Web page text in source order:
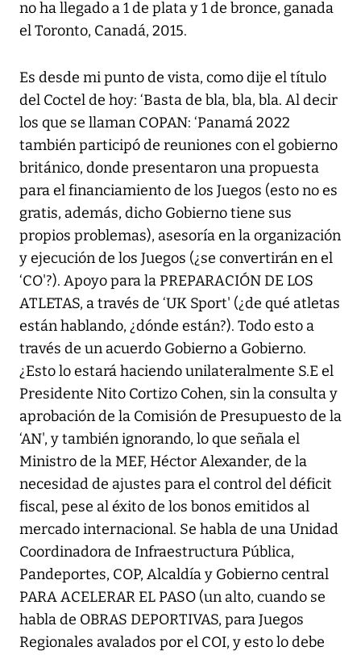
no ha llegado a 1 de plata y 1 de bronce, ganada
el Toronto, Canadá, 2015.
Es desde mi punto de vista, como dije el título
del Coctel de hoy: ‘Basta de bla, bla, bla. Al decir
los que se llaman COPAN: ‘Panamá 2022
también participó de reuniones con el gobierno
británico, donde presentaron una propuesta
para el financiamiento de los Juegos (esto no es
gratis, además, dicho Gobierno tiene sus
propios problemas), asesoría en la organización
y ejecución de los Juegos (¿se convertirán en el
‘CO'?). Apoyo para la PREPARACIÓN DE LOS
ATLETAS, a través de ‘UK Sport' (¿de qué atletas
están hablando, ¿dónde están?). Todo esto a
través de un acuerdo Gobierno a Gobierno.
¿Esto lo estará haciendo unilateralmente S.E el
Presidente Nito Cortizo Cohen, sin la consulta y
aprobación de la Comisión de Presupuesto de la
‘AN', y también ignorando, lo que señala el
Ministro de la MEF, Héctor Alexander, de la
necesidad de ajustes para el control del déficit
fiscal, pese al éxito de los bonos emitidos al
mercado internacional. Se habla de una Unidad
Coordinadora de Infraestructura Pública,
Pandeportes, COP, Alcaldía y Gobierno central
PARA ACELERAR EL PASO (un alto, cuando se
habla de OBRAS DEPORTIVAS, para Juegos
Regionales avalados por el COI, y esto lo debe